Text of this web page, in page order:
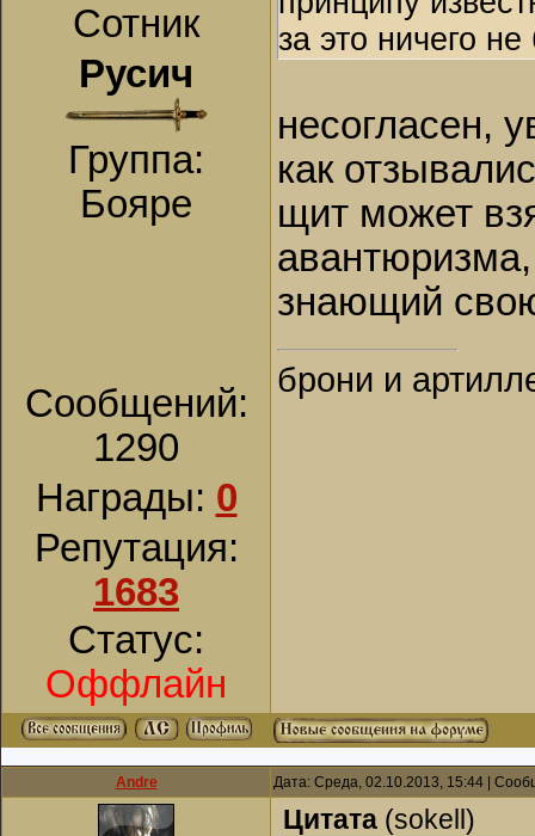
Сотник
Русич
Группа:
Бояре
Сообщений:
1290
Награды: 0
Репутация:
1683
Статус:
Оффлайн
за это ничего
несогласен,
как
щит может
знающий
брони и
Andre Дата: Среда, 02.10.2013, 15:44 |
Цитата (sokell)